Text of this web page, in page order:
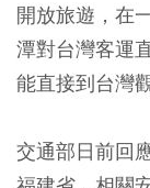
開放旅遊，在
潭對台灣客運
能直接到台灣
交通部日前回